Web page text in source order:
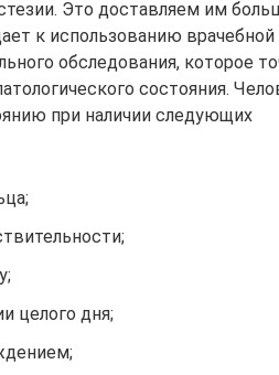
Это доставляем им
к использованию врачебной
обследования, которое
состояния.
при наличии следующих
целого дня;